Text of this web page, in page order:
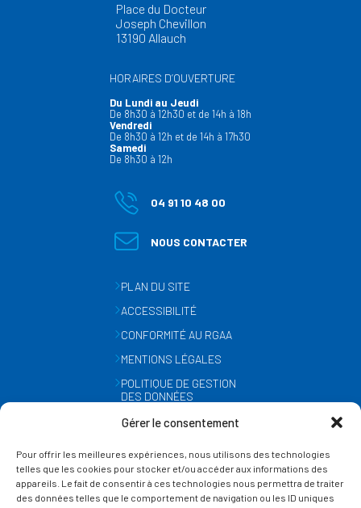
Gérer le consentement
Pour offrir les meilleures expériences, nous utilisons des technologies
telles que les cookies pour stocker et/ou accéder aux informations des
appareils. Le fait de consentir à ces technologies nous permettra de traiter
des données telles que le comportement de navigation ou les ID uniques
Place du Docteur
Joseph Chevillon
13190 Allauch
HORAIRES D’OUVERTURE
Du Lundi au Jeudi
De 8h30 à 12h30 et de 14h à 18h
Vendredi
De 8h30 à 12h et de 14h à 17h30
Samedi
De 8h30 à 12h
04 91 10 48 00
NOUS CONTACTER
PLAN DU SITE
ACCESSIBILITÉ
CONFORMITÉ AU RGAA
MENTIONS LÉGALES
POLITIQUE DE GESTION
DES DONNÉES
GESTION DES COOKIES